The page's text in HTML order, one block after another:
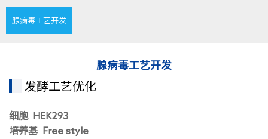
腺病毒工艺开发
腺病毒工艺开发
发酵工艺优化
细胞 HEK293
培养基 Free style